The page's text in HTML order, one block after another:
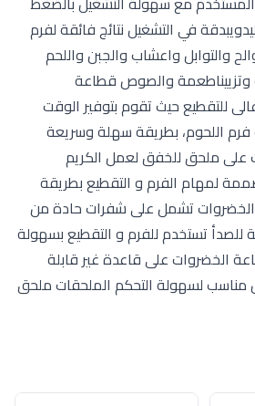
في التشغيل نتائج فائقة لفرم
والتوابل واعشاب والجبن واللحم
وتزييناطعمة والصوص قطاعة
للتقطيع حيث تقوم بتوفير الوقت
فرم اللحوم، بطريقة سهلة وسريعة
ملحق للخفق لعمل الكريم
لمهام الفرم و التقطيع بطريقة
تشمل على شفرات حادة من
للصدأ تستخدم للفرم و التقطيع بسهولة
الخضروات على قاعدة غير قابلة
مناسب لسهولة التحكم الملحقات ملحق